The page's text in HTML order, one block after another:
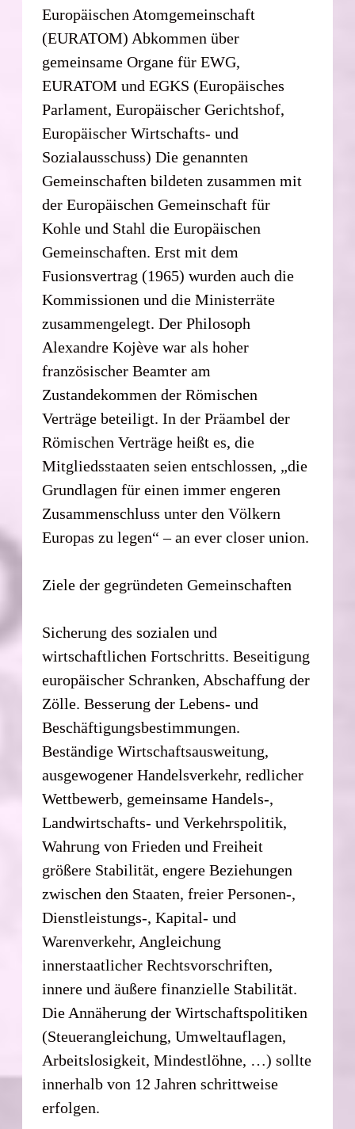
Europäischen Atomgemeinschaft
(EURATOM) Abkommen über
gemeinsame Organe für EWG,
EURATOM und EGKS (Europäisches
Parlament, Europäischer Gerichtshof,
Europäischer Wirtschafts- und
Sozialausschuss) Die genannten
Gemeinschaften bildeten zusammen mit
der Europäischen Gemeinschaft für
Kohle und Stahl die Europäischen
Gemeinschaften. Erst mit dem
Fusionsvertrag (1965) wurden auch die
Kommissionen und die Ministerräte
zusammengelegt. Der Philosoph
Alexandre Kojève war als hoher
französischer Beamter am
Zustandekommen der Römischen
Verträge beteiligt. In der Präambel der
Römischen Verträge heißt es, die
Mitgliedsstaaten seien entschlossen, „die
Grundlagen für einen immer engeren
Zusammenschluss unter den Völkern
Europas zu legen“ – an ever closer union.
Ziele der gegründeten Gemeinschaften
Sicherung des sozialen und
wirtschaftlichen Fortschritts. Beseitigung
europäischer Schranken, Abschaffung der
Zölle. Besserung der Lebens- und
Beschäftigungsbestimmungen.
Beständige Wirtschaftsausweitung,
ausgewogener Handelsverkehr, redlicher
Wettbewerb, gemeinsame Handels-,
Landwirtschafts- und Verkehrspolitik,
Wahrung von Frieden und Freiheit
größere Stabilität, engere Beziehungen
zwischen den Staaten, freier Personen-,
Dienstleistungs-, Kapital- und
Warenverkehr, Angleichung
innerstaatlicher Rechtsvorschriften,
innere und äußere finanzielle Stabilität.
Die Annäherung der Wirtschaftspolitiken
(Steuerangleichung, Umweltauflagen,
Arbeitslosigkeit, Mindestlöhne, …) sollte
innerhalb von 12 Jahren schrittweise
erfolgen.